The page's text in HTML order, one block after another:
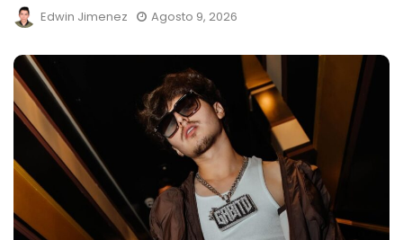
Edwin Jimenez Agosto 9, 2026